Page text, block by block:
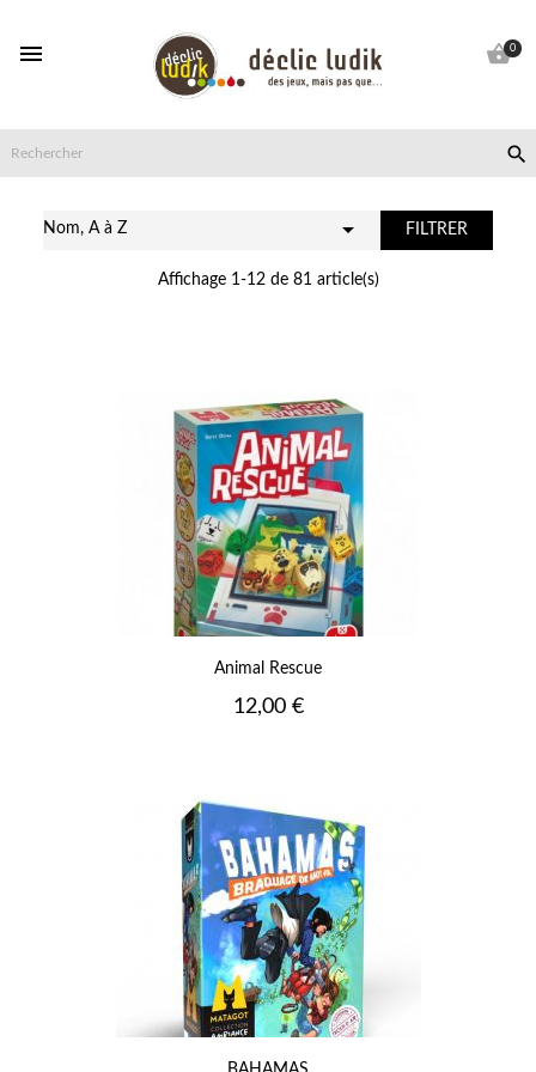
 0

Nom, A à Z  FILTRER
Affichage 1-12 de 81 article(s)
Animal Rescue
Prix
12,00 €